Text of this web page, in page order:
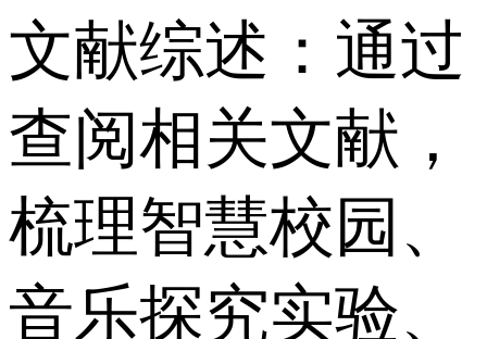
文献综述：通过
查阅相关文献，
梳理智慧校园、
音乐探究实验、